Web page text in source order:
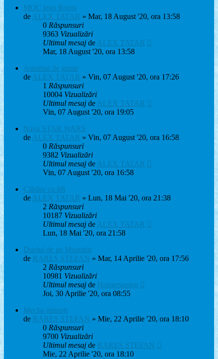
MOC lego Boost
de ALEX TATAR » Mar, 18 August '20, ora 13:58
0 Răspunsuri
9363 Vizualizări
Ultimul mesaj de ALEX TATAR
Mar, 18 August '20, ora 13:58
Automat de gume
de ALEX TATAR » Vin, 07 August '20, ora 17:26
1 Răspunsuri
10004 Vizualizări
Ultimul mesaj de ALEX TATAR
Vin, 07 August '20, ora 19:05
Nava STAR WARS
de ALEX TATAR » Vin, 07 August '20, ora 16:58
0 Răspunsuri
9382 Vizualizări
Ultimul mesaj de ALEX TATAR
Vin, 07 August '20, ora 16:58
Clădire cu lift
de ALEX TATAR » Lun, 18 Mai '20, ora 21:38
2 Răspunsuri
10187 Vizualizări
Ultimul mesaj de ALEX TATAR
Lun, 18 Mai '20, ora 21:58
Duelul de pe Mustafar
de RARES STEFAN » Mar, 14 Aprilie '20, ora 17:56
2 Răspunsuri
10981 Vizualizări
Ultimul mesaj de Homersapien
Joi, 30 Aprilie '20, ora 08:55
Mecha minion
de RARES STEFAN » Mie, 22 Aprilie '20, ora 18:10
0 Răspunsuri
9700 Vizualizări
Ultimul mesaj de RARES STEFAN
Mie, 22 Aprilie '20, ora 18:10